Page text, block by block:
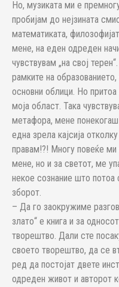
Но, музиката ми е
пробијам до нејзината
математиката,
мене, на еден одреден
чувствувам „на свој
рамките на
основни облици. Но
моја област. Така
метафора, мене
една зрела кајсија
правам!?! Многу повеќе
мене, но и за светот, ме
некое сознание што
зборот.
– Да го заокружиме
злато“ е книга и за
творештво. Дали сте
своето творештво, да се
ред да постојат двете
одреден живот и авторот